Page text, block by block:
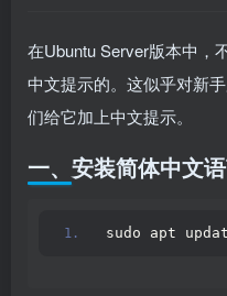
在Ubuntu Server版本中，
中文提示的。这似乎对新
们给它加上中文提示。
一、安装简体中文
sudo apt